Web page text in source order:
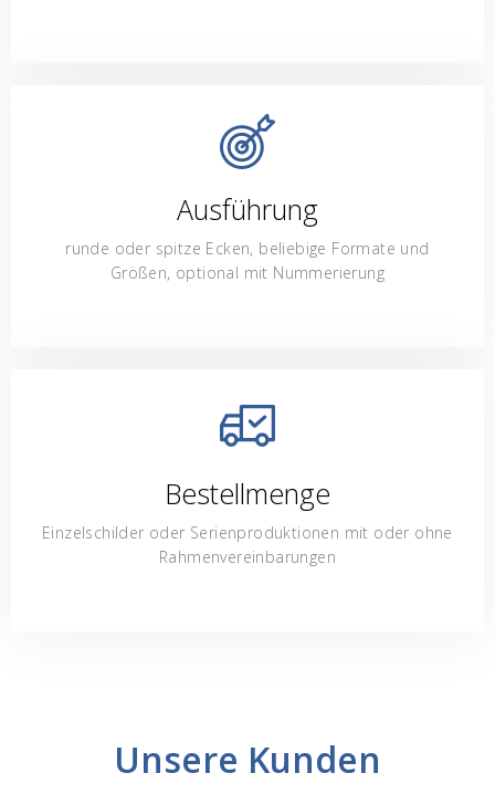
Ausführung
runde oder spitze Ecken, beliebige Formate und
Größen, optional mit Nummerierung
Bestellmenge
Einzelschilder oder Serienproduktionen mit oder ohne
Rahmenvereinbarungen
Unsere Kunden